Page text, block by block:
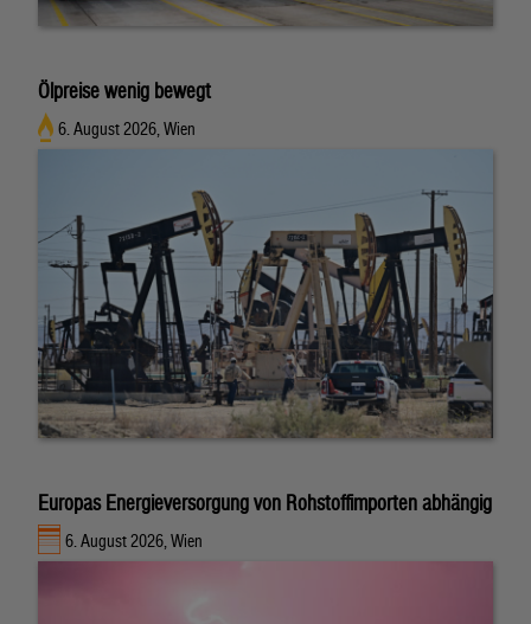
Ölpreise wenig bewegt
6. August 2026, Wien
Europas Energieversorgung von Rohstoffimporten abhängig
6. August 2026, Wien